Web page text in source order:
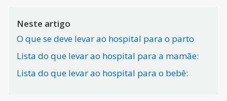
Neste artigo
O que se deve levar ao hospital para o parto
Lista do que levar ao hospital para a mamãe:
Lista do que levar ao hospital para o bebê: